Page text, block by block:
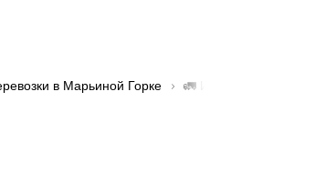
в Марьиной Горке 🚛 Изотермическая